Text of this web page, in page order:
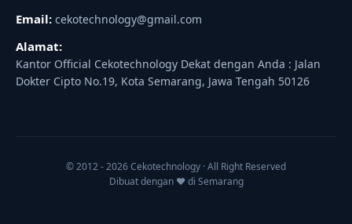
Email: cekotechnology@gmail.com
Alamat:
Kantor Official Cekotechnology Dekat dengan Anda : Jalan
Dokter Cipto No.19, Kota Semarang, Jawa Tengah 50126
© 2012 - 2026 Cekotechnology · All Right Reserved
Dibuat dengan ♥ di Semarang